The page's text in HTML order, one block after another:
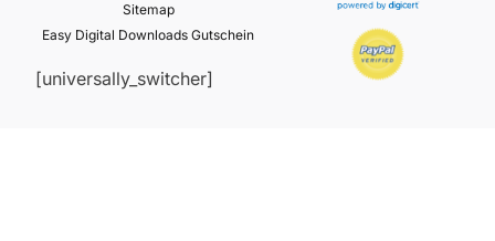
Sitemap
Easy Digital Downloads Gutschein
[universally_switcher]